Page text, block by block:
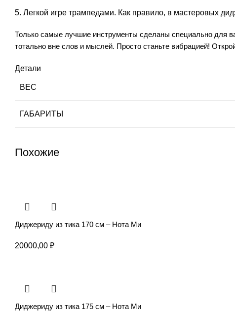
Легкой игре трампедами. Как правило, в мастеровых
Только самые лучшие инструменты сделаны специально для
тотально вне слов и мыслей. Просто станьте вибрацией!
Детали
ВЕС
ГАБАРИТЫ
Похожие
Диджериду из тика 170 см – Нота Ми
20000,00 ₽
Диджериду из тика 175 см – Нота Ми